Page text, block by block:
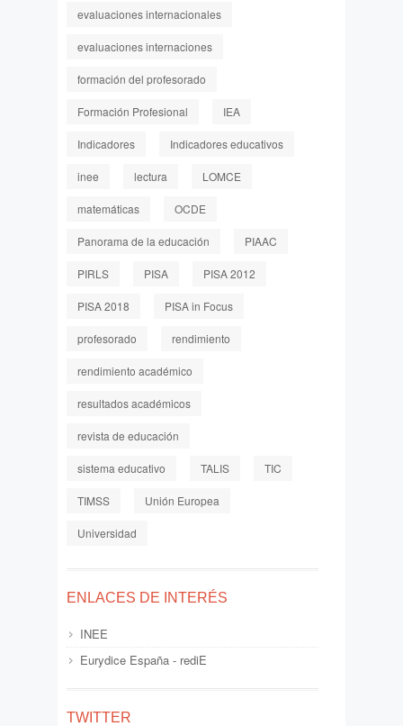
evaluaciones internacionales
evaluaciones internaciones
formación del profesorado
Formación Profesional IEA
Indicadores Indicadores educativos
inee lectura LOMCE
matemáticas OCDE
Panorama de la educación PIAAC
PIRLS PISA PISA 2012
PISA 2018 PISA in Focus
profesorado rendimiento
rendimiento académico
resultados académicos
revista de educación
sistema educativo TALIS TIC
TIMSS Unión Europea
Universidad
ENLACES DE INTERÉS
INEE
Eurydice España - rediE
TWITTER